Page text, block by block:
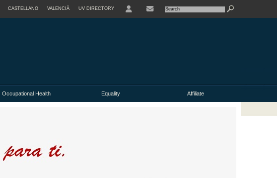
CASTELLANO VALENCIÀ UV DIRECTORY
Occupational Health Equality Affiliate